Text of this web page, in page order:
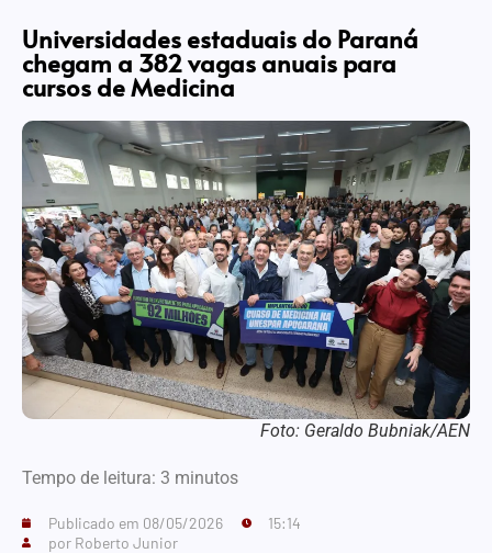
Universidades estaduais do Paraná
chegam a 382 vagas anuais para
cursos de Medicina
Foto: Geraldo Bubniak/AEN
Tempo de leitura: 3 minutos
Publicado em 08/05/2026
15:14
por Roberto Junior